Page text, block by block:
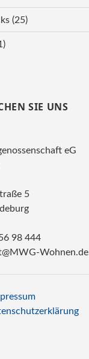
(25)
SIE UNS
eG
5
98 444
Wohnen.de